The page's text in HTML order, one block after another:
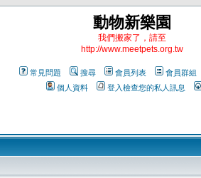
動物新樂園
我們搬家了，請至
http://www.meetpets.org.tw
常見問題 搜尋 會員列表 會員群組
個人資料
登入檢查您的私人訊息